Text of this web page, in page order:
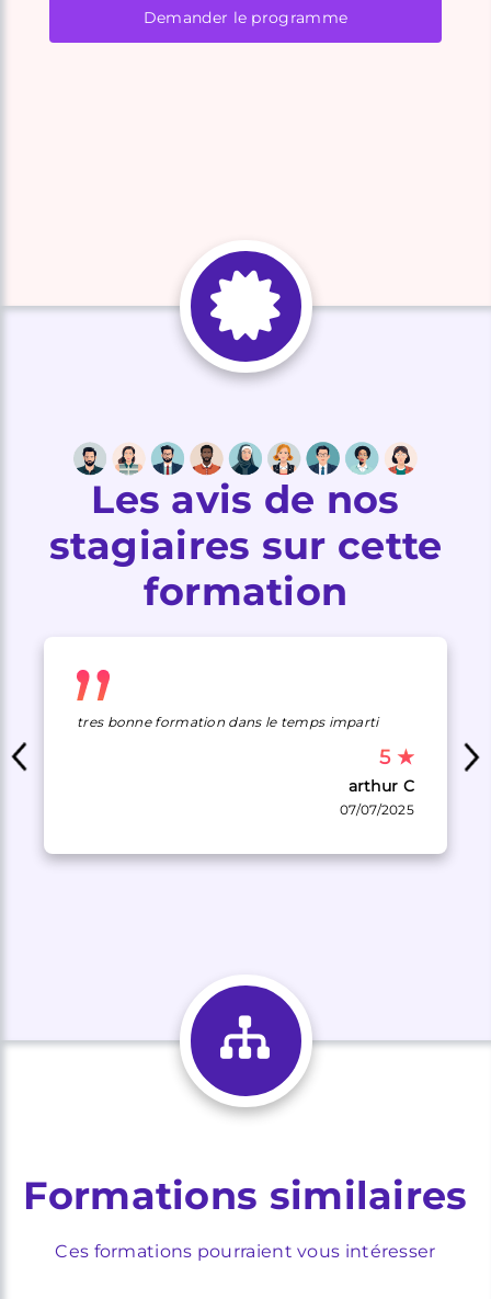
Demander le programme
Les avis de nos
stagiaires sur cette
formation
tres bonne formation dans le temps imparti
5 ★
arthur C
07/07/2025
Formations similaires
Ces formations pourraient vous intéresser